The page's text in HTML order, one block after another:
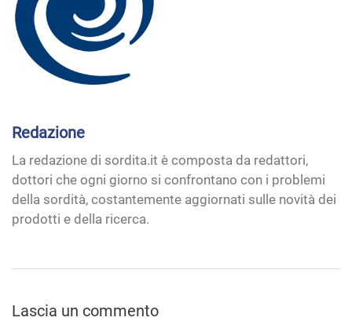
Redazione
La redazione di sordita.it è composta da redattori,
dottori che ogni giorno si confrontano con i problemi
della sordità, costantemente aggiornati sulle novità dei
prodotti e della ricerca.
Lascia un commento